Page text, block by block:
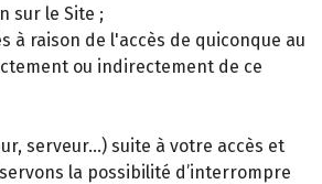
sur le Site ;
à raison de l'accès de quiconque au
ou indirectement de ce
serveur…) suite à votre accès et
la possibilité d’interrompre